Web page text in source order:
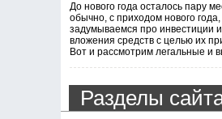
До нового года осталось пару
обычно, с приходом нового
задумываемся про инвестиции
вложения средств с целью их
Вот и рассмотрим легальные и
Разделы